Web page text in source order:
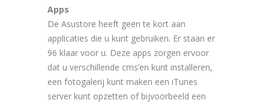
Apps
De Asustore heeft geen te kort aan
applicaties die u kunt gebruiken. Er staan er
96 klaar voor u. Deze apps zorgen ervoor
dat u verschillende cms’en kunt installeren,
een fotogalerij kunt maken een iTunes
server kunt opzetten of bijvoorbeeld een